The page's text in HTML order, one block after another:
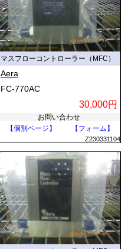
マスフローコントローラー（MFC）
Aera
FC-770AC
30,000円
お問い合わせ
【個別ページ】
【フォーム】
Z230331104